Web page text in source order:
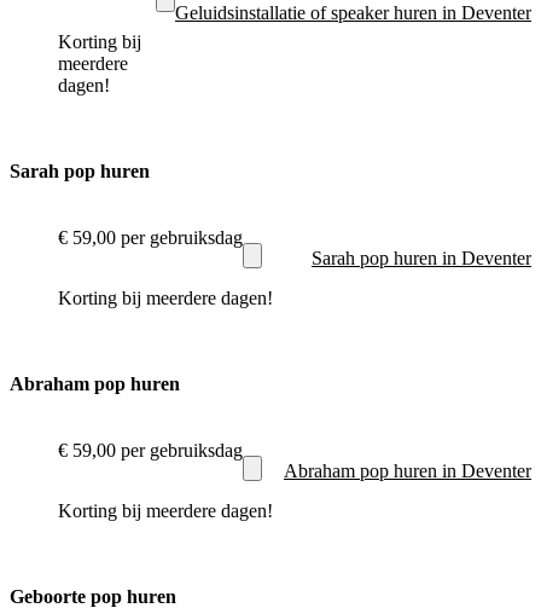
Korting bij
meerdere
dagen!
Geluidsinstallatie of speaker huren in Deventer
Sarah pop huren
€ 59,00 per gebruiksdag
Korting bij meerdere dagen!
Sarah pop huren in Deventer
Abraham pop huren
€ 59,00 per gebruiksdag
Korting bij meerdere dagen!
Abraham pop huren in Deventer
Geboorte pop huren